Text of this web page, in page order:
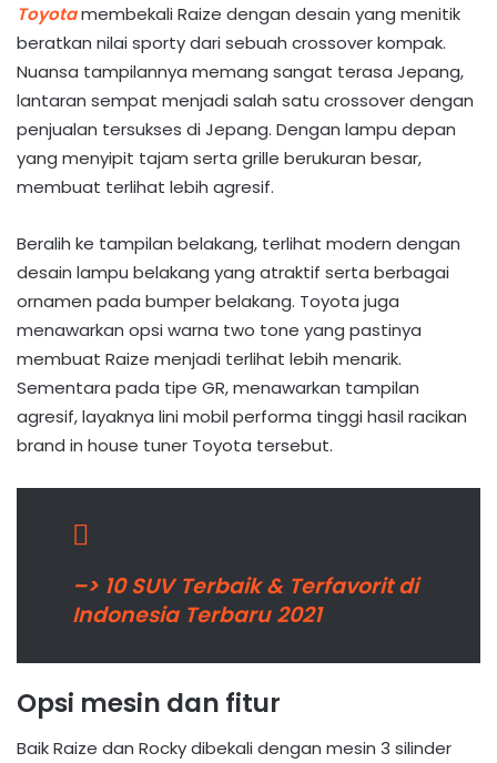
Toyotamembekali Raize dengan desain yang menitik
beratkan nilai sporty dari sebuah crossover kompak.
Nuansa tampilannya memang sangat terasa Jepang,
lantaran sempat menjadi salah satu crossover dengan
penjualan tersukses di Jepang. Dengan lampu depan
yang menyipit tajam serta grille berukuran besar,
membuat terlihat lebih agresif.
Beralih ke tampilan belakang, terlihat modern dengan
desain lampu belakang yang atraktif serta berbagai
ornamen pada bumper belakang. Toyota juga
menawarkan opsi warna two tone yang pastinya
membuat Raize menjadi terlihat lebih menarik.
Sementara pada tipe GR, menawarkan tampilan
agresif, layaknya lini mobil performa tinggi hasil racikan
brand in house tuner Toyota tersebut.
–> 10 SUV Terbaik & Terfavorit di
Indonesia Terbaru 2021
Opsi mesin dan fitur
Baik Raize dan Rocky dibekali dengan mesin 3 silinder